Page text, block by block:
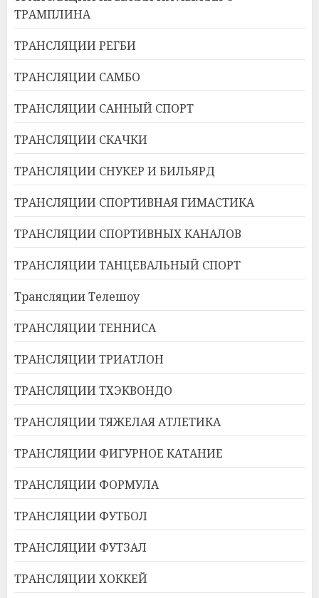
ТРАМПЛИНА
ТРАНСЛЯЦИИ РЕГБИ
ТРАНСЛЯЦИИ САМБО
ТРАНСЛЯЦИИ САННЫЙ СПОРТ
ТРАНСЛЯЦИИ СКАЧКИ
ТРАНСЛЯЦИИ СНУКЕР И БИЛЬЯРД
ТРАНСЛЯЦИИ СПОРТИВНАЯ ГИМАСТИКА
ТРАНСЛЯЦИИ СПОРТИВНЫХ КАНАЛОВ
ТРАНСЛЯЦИИ ТАНЦЕВАЛЬНЫЙ СПОРТ
Трансляции Телешоу
ТРАНСЛЯЦИИ ТЕННИСА
ТРАНСЛЯЦИИ ТРИАТЛОН
ТРАНСЛЯЦИИ ТХЭКВОНДО
ТРАНСЛЯЦИИ ТЯЖЕЛАЯ АТЛЕТИКА
ТРАНСЛЯЦИИ ФИГУРНОЕ КАТАНИЕ
ТРАНСЛЯЦИИ ФОРМУЛА
ТРАНСЛЯЦИИ ФУТБОЛ
ТРАНСЛЯЦИИ ФУТЗАЛ
ТРАНСЛЯЦИИ ХОККЕЙ